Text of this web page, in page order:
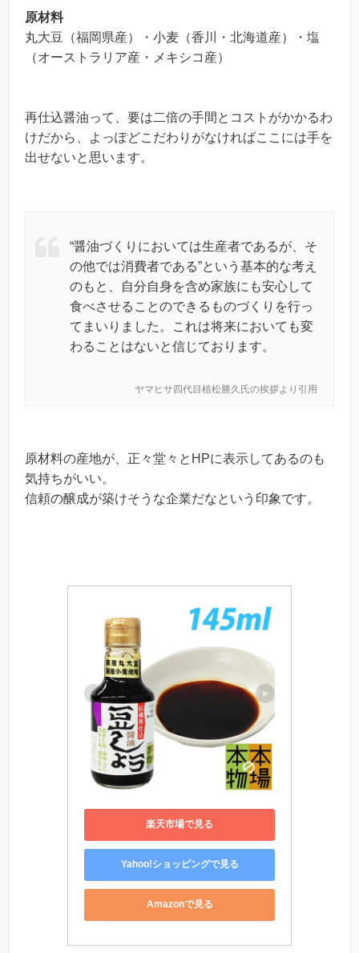
原材料
丸大豆（福岡県産）・小麦（香川・北海道産）・塩
（オーストラリア産・メキシコ産）
再仕込醤油って、要は二倍の手間とコストがかかるわ
けだから、よっぽどこだわりがなければここには手を
出せないと思います。
“醤油づくりにおいては生産者であるが、そ
の他では消費者である”という基本的な考え
のもと、自分自身を含め家族にも安心して
食べさせることのできるものづくりを行っ
てまいりました。これは将来においても変
わることはないと信じております。
ヤマヒサ四代目植松勝久氏の挨拶より引用
原材料の産地が、正々堂々とHPに表示してあるのも
気持ちがいい。
信頼の醸成が築けそうな企業だなという印象です。
楽天市場で見る
Yahoo!ショッピングで見る
Amazonで見る